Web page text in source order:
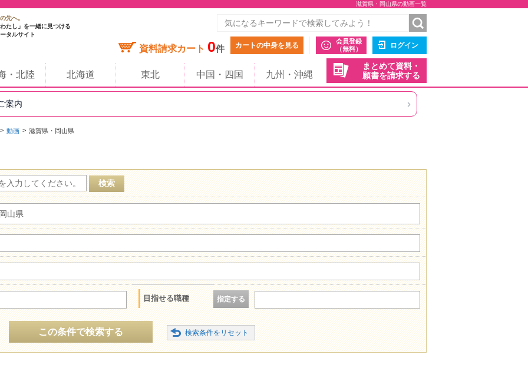
滋賀県・岡山県の動画一覧
先へ。
たし」を一緒に見つける
タルサイト
資料請求カート 0件 カートの中身を見る
会員登録
（無料）
ログイン
まとめて資料・
願書を請求する
・北陸 北海道 東北 中国・四国 九州・沖縄
案内 ›
動画 滋賀県・岡山県
山県
目指せる職種 指定する
この条件で検索する